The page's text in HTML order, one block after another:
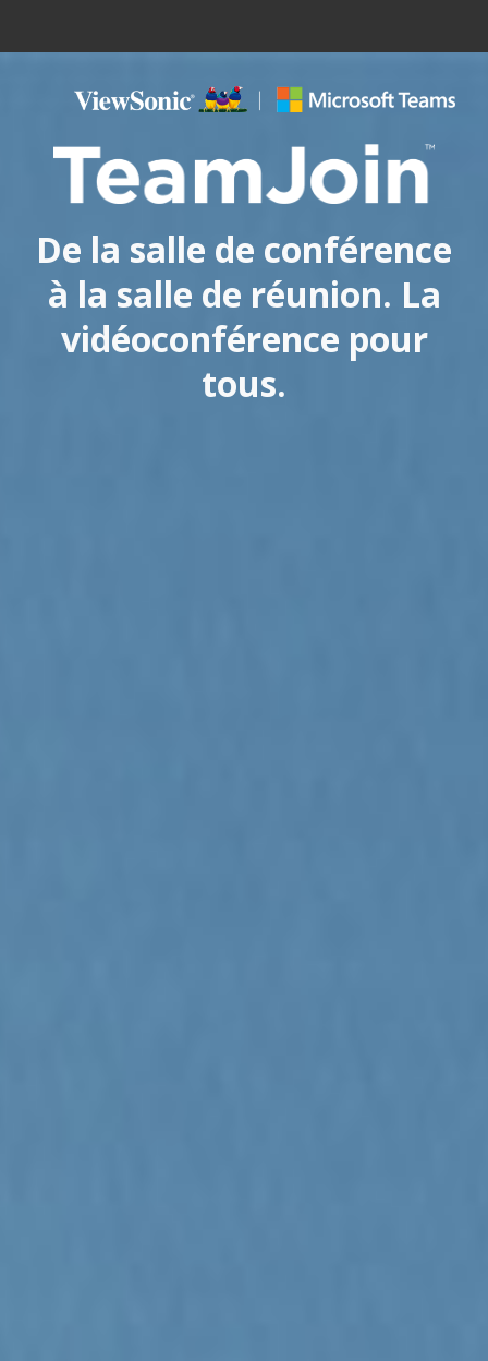
De la salle de conférence
à la salle de réunion. La
vidéoconférence pour
tous.